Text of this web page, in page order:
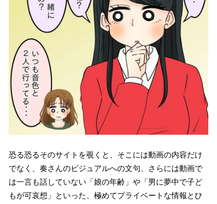
恐る恐るそのサイトを覗くと、そこには動画の内容だけ
でなく、奏さんのビジュアルへの文句、さらには動画で
は一言も話していない「娘の年齢」や「男に夢中で子ど
もが可哀想」といった、極めてプライベートな情報とひ